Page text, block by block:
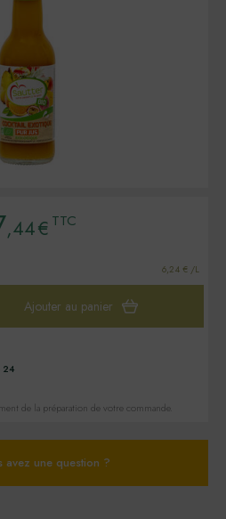
,44€ TTC
6,24 € /L
Ajouter au panier
24
de la préparation de votre commande.
avez une question ?